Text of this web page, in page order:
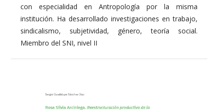
con especialidad en Antropología por la misma
institución. Ha desarrollado investigaciones en trabajo,
sindicalismo, subjetividad, género, teoría social.
Miembro del SNI, nivel II